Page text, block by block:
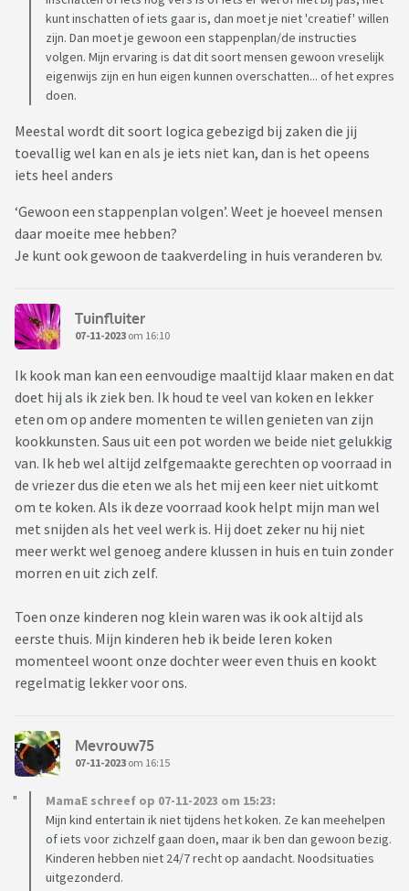
kunt inschatten of iets gaar is, dan moet je niet 'creatief' willen
zijn. Dan moet je gewoon een stappenplan/de instructies
volgen. Mijn ervaring is dat dit soort mensen gewoon vreselijk
eigenwijs zijn en hun eigen kunnen overschatten... of het expres
doen.
Meestal wordt dit soort logica gebezigd bij zaken die jij
toevallig wel kan en als je iets niet kan, dan is het opeens
iets heel anders
‘Gewoon een stappenplan volgen’. Weet je hoeveel mensen
daar moeite mee hebben?
Je kunt ook gewoon de taakverdeling in huis veranderen bv.
Tuinfluiter
07-11-2023 om 16:10
Ik kook man kan een eenvoudige maaltijd klaar maken en dat
doet hij als ik ziek ben. Ik houd te veel van koken en lekker
eten om op andere momenten te willen genieten van zijn
kookkunsten. Saus uit een pot worden we beide niet gelukkig
van. Ik heb wel altijd zelfgemaakte gerechten op voorraad in
de vriezer dus die eten we als het mij een keer niet uitkomt
om te koken. Als ik deze voorraad kook helpt mijn man wel
met snijden als het veel werk is. Hij doet zeker nu hij niet
meer werkt wel genoeg andere klussen in huis en tuin zonder
morren en uit zich zelf.
Toen onze kinderen nog klein waren was ik ook altijd als
eerste thuis. Mijn kinderen heb ik beide leren koken
momenteel woont onze dochter weer even thuis en kookt
regelmatig lekker voor ons.
Mevrouw75
07-11-2023 om 16:15
MamaE schreef op 07-11-2023 om 15:23:
Mijn kind entertain ik niet tijdens het koken. Ze kan meehelpen
of iets voor zichzelf gaan doen, maar ik ben dan gewoon bezig.
Kinderen hebben niet 24/7 recht op aandacht. Noodsituaties
uitgezonderd.